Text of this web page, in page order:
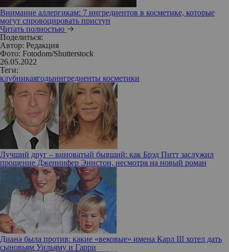
Внимание аллергикам: 7 ингредиентов в косметике, которые
могут спровоцировать приступ
Читать полностью
Поделиться:
Автор: Редакция
Фото: Fotodom/Shutterstock
26.05.2022
Теги:
клубникаягодыингредиенты косметики
Лучший друг – виноватый бывший: как Брэд Питт заслужил
прощение Дженнифер Энистон, несмотря на новый роман
Диана была против: какие «вековые» имена Карл III хотел дать
сыновьям Уильяму и Гарри